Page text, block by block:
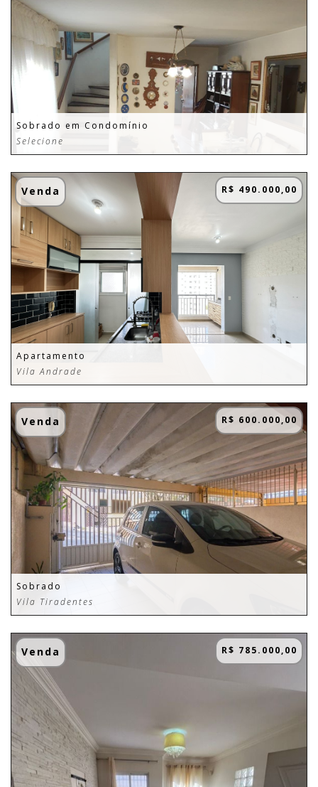
Sobrado em Condomínio
Selecione
Venda R$ 490.000,00
Apartamento
Vila Andrade
Venda R$ 600.000,00
Sobrado
Vila Tiradentes
Venda R$ 785.000,00